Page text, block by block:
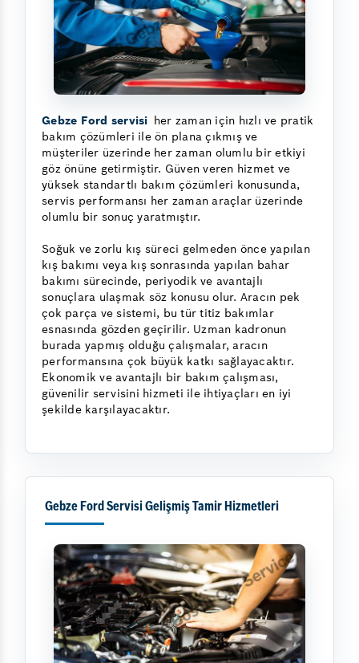
Gebze Ford servisi her zaman için hızlı ve pratik
bakım çözümleri ile ön plana çıkmış ve
müşteriler üzerinde her zaman olumlu bir etkiyi
göz önüne getirmiştir. Güven veren hizmet ve
yüksek standartlı bakım çözümleri konusunda,
servis performansı her zaman araçlar üzerinde
olumlu bir sonuç yaratmıştır.
Soğuk ve zorlu kış süreci gelmeden önce yapılan
kış bakımı veya kış sonrasında yapılan bahar
bakımı sürecinde, periyodik ve avantajlı
sonuçlara ulaşmak söz konusu olur. Aracın pek
çok parça ve sistemi, bu tür titiz bakımlar
esnasında gözden geçirilir. Uzman kadronun
burada yapmış olduğu çalışmalar, aracın
performansına çok büyük katkı sağlayacaktır.
Ekonomik ve avantajlı bir bakım çalışması,
güvenilir servisini hizmeti ile ihtiyaçları en iyi
şekilde karşılayacaktır.
Gebze Ford Servisi Gelişmiş Tamir Hizmetleri